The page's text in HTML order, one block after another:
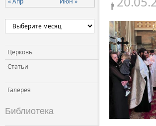
Церковь и власть
Церковь и
Церковь и СМИ
Церковь
Статьи
Галерея
Библиотека